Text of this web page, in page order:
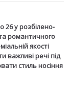
26 у розбілено-
романтичного
якості
важливі речі під
стиль носіння